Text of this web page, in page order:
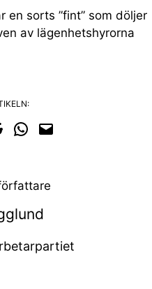
en sorts ”fint” som döljer
av lägenhetshyrorna
Reddit
Dela i WhatsApp
Maila en länk